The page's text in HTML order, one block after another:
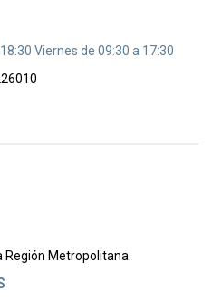
Viernes de 09:30 a 17:30
Región Metropolitana